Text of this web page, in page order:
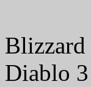
Blizzard
Diablo